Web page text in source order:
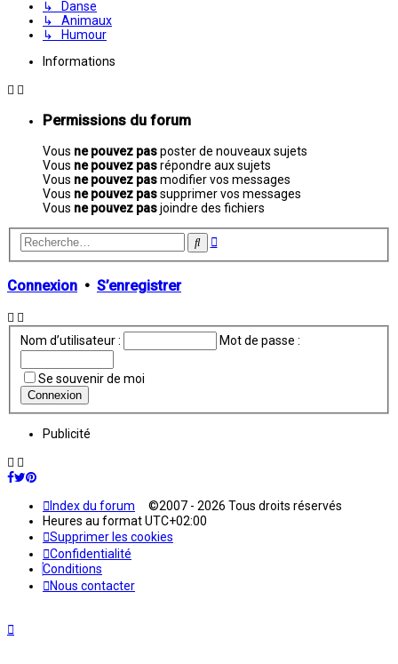
↳ Danse
↳ Animaux
↳ Humour
Informations
Permissions du forum
Vous ne pouvez pasposter de nouveaux sujets
Vous ne pouvez pasrépondre aux sujets
Vous ne pouvez pasmodifier vos messages
Vous ne pouvez passupprimer vos messages
Vous ne pouvez pasjoindre des fichiers
Rechercher
Recherche
Connexion • S’enregistrer
Nom d’utilisateur : Mot de passe :
Se souvenir de moi
Publicité
Index du forum ©2007 - 2026 Tous droits réservés
Heures au formatUTC+02:00
Supprimer les cookies
Confidentialité
Conditions
Nous contacter